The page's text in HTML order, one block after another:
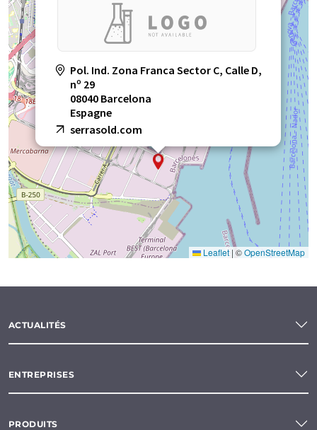
Pol. Ind. Zona Franca Sector C, Calle D,
nº 29
08040 Barcelona
Espagne
serrasold.com
Leaflet | ©OpenStreetMap
ACTUALITÉS
ENTREPRISES
PRODUITS